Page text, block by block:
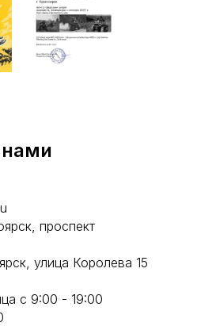
проспект
улица Королева 15
с 9:00 - 19:00